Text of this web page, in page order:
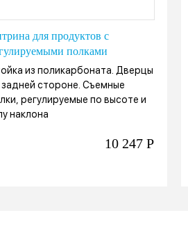
для продуктов с
полками
из поликарбоната. Дверцы
задней стороне. Съемные
регулируемые по высоте и
наклона
10 247 Р